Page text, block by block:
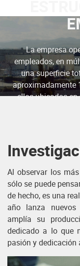
La empresa
empleados, en
una superficie
aproximadamente
ellos ubicados en
Al observar los
sólo se puede
de hecho, es una
año lanza nuevos
amplía su
dedicado a lo que
pasión y dedicación